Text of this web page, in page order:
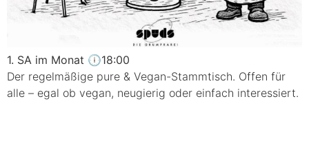
1. SA im Monat 🕕18:00
Der regelmäßige pure & Vegan-Stammtisch. Offen für
alle – egal ob vegan, neugierig oder einfach interessiert.